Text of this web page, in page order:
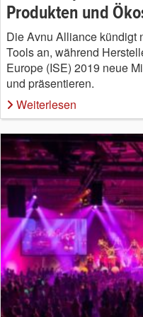
Produkten und
Die Avnu Alliance kündigt
Tools an, während
Europe (ISE) 2019 neue
und präsentieren.
Weiterlesen